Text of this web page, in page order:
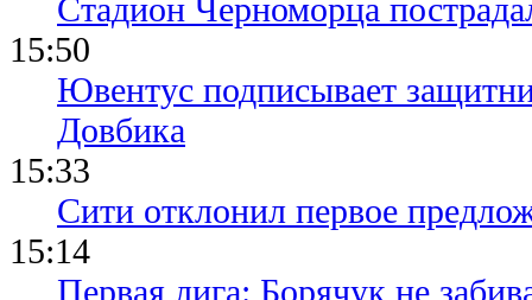
Стадион Черноморца
15:50
Ювентус подписывает
Довбика
15:33
Сити отклонил первое
15:14
Первая лига: Борячук не